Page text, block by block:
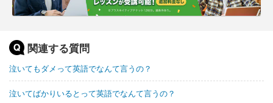
関連する質問
泣いてもダメって英語でなんて言うの？
泣いてばかりいるとって英語でなんて言うの？